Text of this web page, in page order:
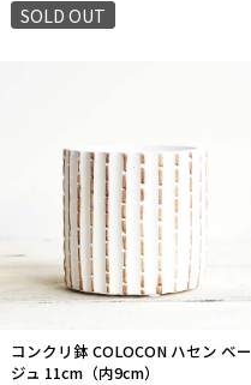
SOLD OUT
コンクリ鉢 COLOCON ハセン ベー
ジュ 11cm（内9cm）